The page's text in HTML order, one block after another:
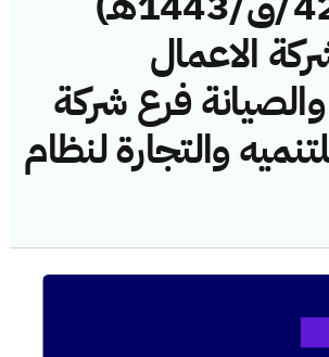
الاعمال
والصيانة فرع شركة
والتجارة لنظام